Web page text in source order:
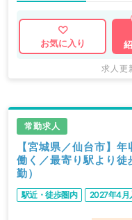
お気に入り
求人
常勤求人
【宮城県／仙台市】
働く／最寄り駅より徒
勤）
駅近・徒歩圏内 2027年4月